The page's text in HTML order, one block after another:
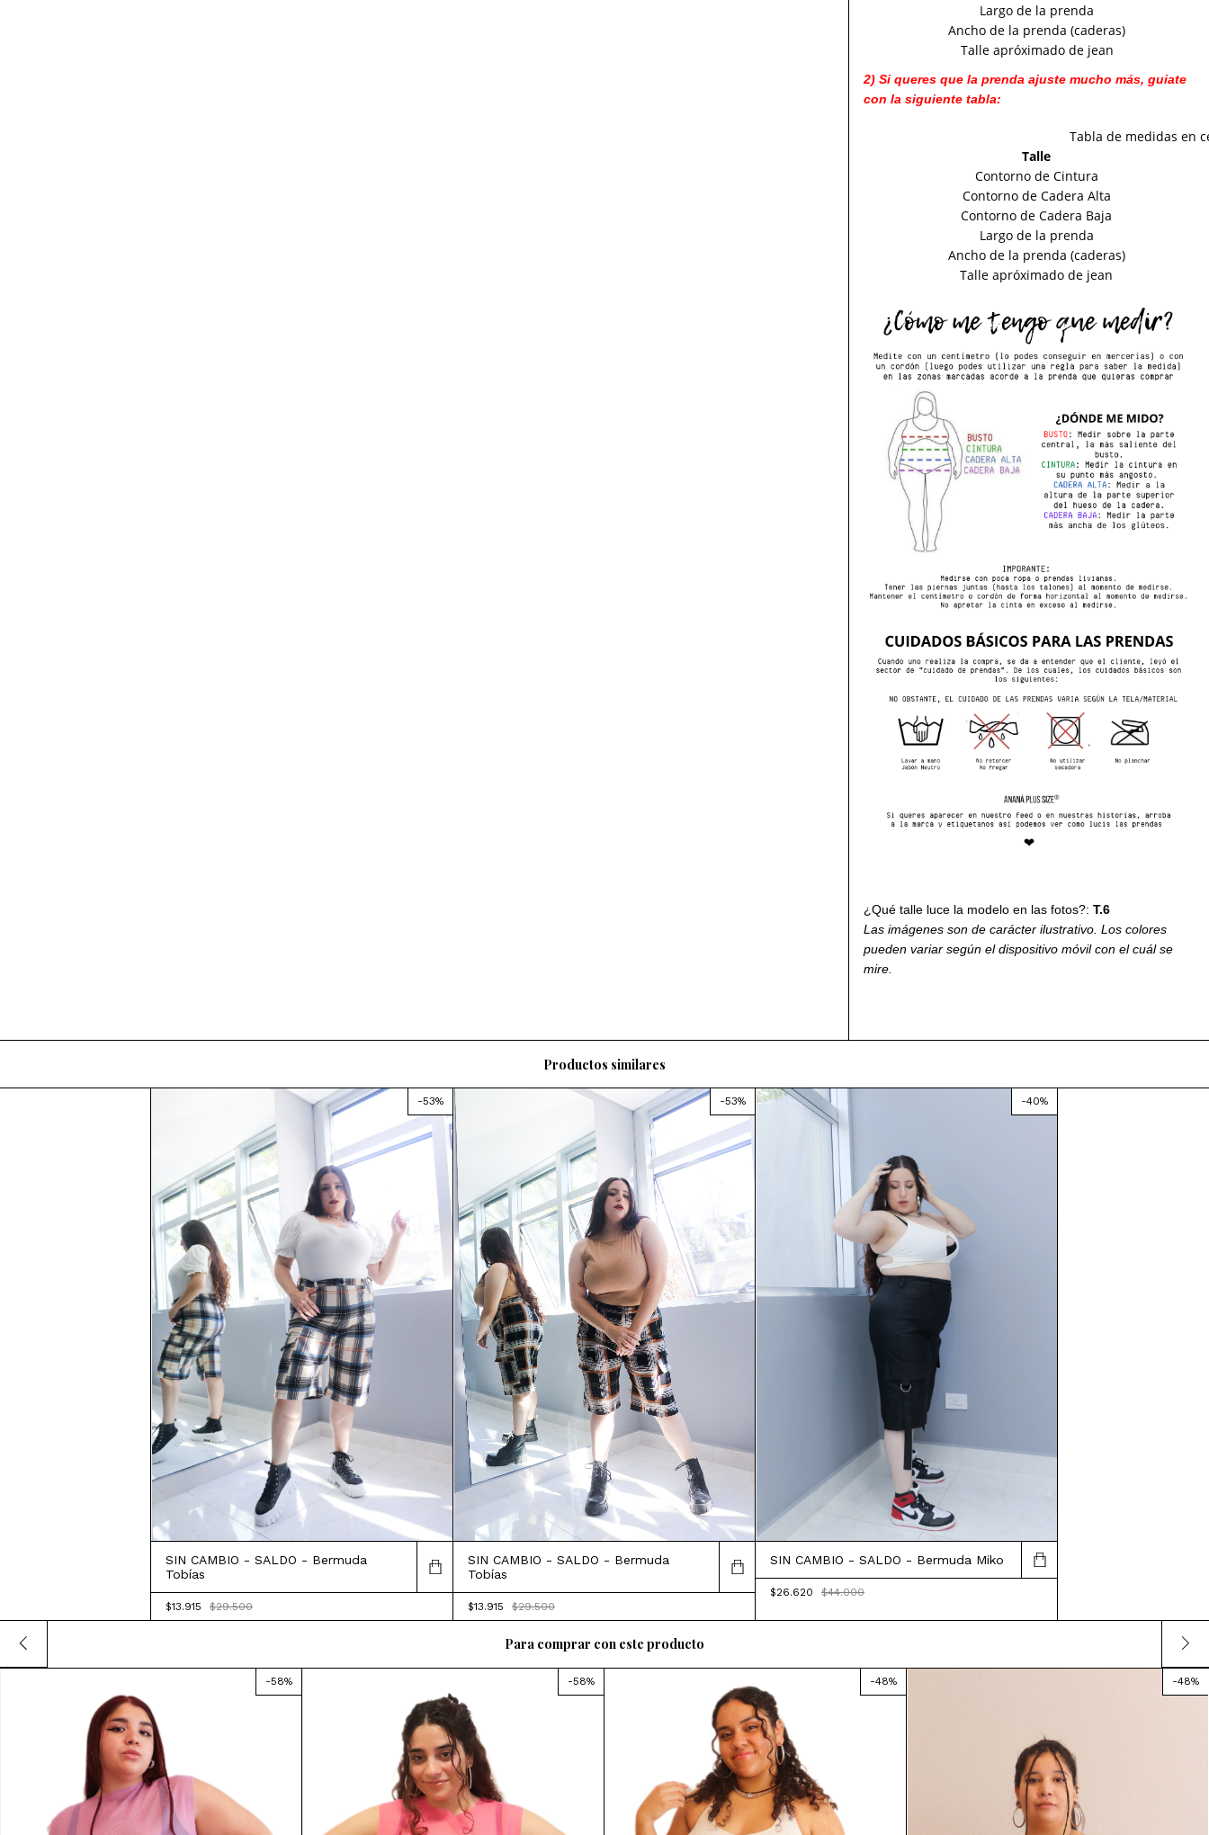
Largo de la prenda
Ancho de la prenda (caderas)
Talle apróximado de jean
2) Si queres que la prenda ajuste mucho más, guiate
con la siguiente tabla:
Tabla de medidas en
Talle
Contorno de Cintura
Contorno de Cadera Alta
Contorno de Cadera Baja
Largo de la prenda
Ancho de la prenda (caderas)
Talle apróximado de jean
¿Qué talle luce la modelo en las fotos?: T.6
Las imágenes son de carácter ilustrativo. Los colores
pueden variar según el dispositivo móvil con el cuál se
mire.
Productos similares
-53%
SIN CAMBIO - SALDO - Bermuda
Tobías
$13.915 $29.500
-53%
SIN CAMBIO - SALDO - Bermuda
Tobías
$13.915 $29.500
-40%
SIN CAMBIO - SALDO - Bermuda Miko
$26.620 $44.000
Para comprar con este producto
-58% -58% -48% -48%